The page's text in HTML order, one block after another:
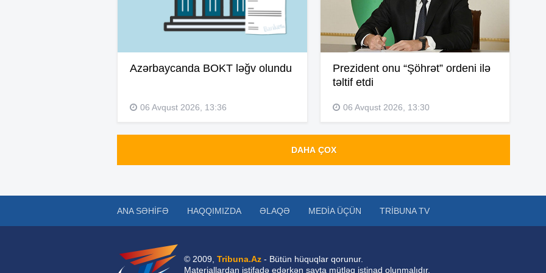
Azərbaycanda BOKT ləğv olundu
06 Avqust 2026, 13:36
Prezident onu “Şöhrət” ordeni ilə
təltif etdi
06 Avqust 2026, 13:30
DAHA ÇOX
ANA SƏHIFƏ HAQQIMIZDA ƏLAQƏ MEDIA ÜÇÜN TRIBUNA TV
© 2009, Tribuna.Az - Bütün hüquqlar qorunur.
Materiallardan istifadə edərkən sayta mütləq istinad olunmalıdır.